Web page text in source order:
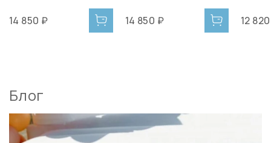
14 850 ₽ 14 850 ₽ 12
Блог